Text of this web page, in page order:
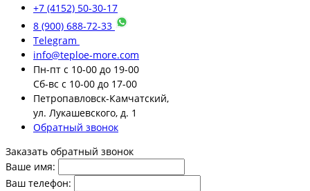
+7 (4152) 50-30-17
8 (900) 688-72-33
Telegram
info@teploe-more.com
Пн-пт с 10-00 до 19-00
Сб-вс с 10-00 до 17-00
Петропавловск-Камчатский,
ул. Лукашевского, д. 1
Обратный звонок
Заказать обратный звонок
Ваше имя:
Ваш телефон: